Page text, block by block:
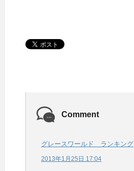
Comment
グレースワールド ランキング
2013年1月25日 17:04